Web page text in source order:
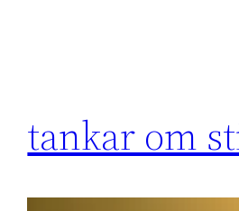
tankar om